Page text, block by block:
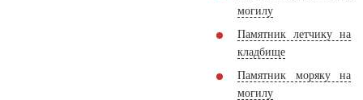
могилу
Памятник летчику на
кладбище
Памятник моряку на
могилу